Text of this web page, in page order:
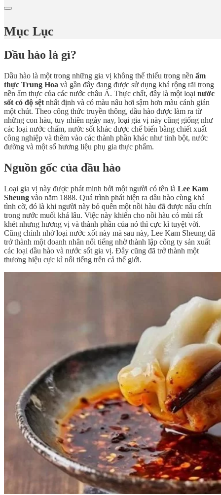
Mục Lục
Dầu hào là gì?
Dầu hào là một trong những gia vị không thể thiếu trong nền ẩm
thực Trung Hoa và gần đây đang được sử dụng khá rộng rãi trong
nền ẩm thực của các nước châu Á. Thực chất, đây là một loại nước
sốt có độ sệt nhất định và có màu nâu hơi sậm hơn màu cánh gián
một chút. Theo công thức truyền thông, dầu hào được làm ra từ
những con hàu, tuy nhiên ngày nay, loại gia vị này cũng giống như
các loại nước chấm, nước sốt khác được chế biến bằng chiết xuất
công nghiệp và thêm vào các thành phần khác như tinh bột, nước
đường và một số hương liệu phụ gia thực phẩm.
Nguồn gốc của dầu hào
Loại gia vị này được phát minh bởi một người có tên là Lee Kam
Sheung vào năm 1888. Quá trình phát hiện ra dầu hào cùng khá
tình cờ, đó là khi người này bỏ quên một nồi hàu đã được nấu chín
trong nước muối khá lâu. Việc này khiến cho nồi hàu có mùi rất
khét nhưng hương vị và thành phần của nó thì cực kì tuyệt vời.
Cũng chính nhờ loại nước xốt này mà sau này, Lee Kam Sheung đã
trở thành một doanh nhân nổi tiếng nhờ thành lập công ty sản xuất
các loại dầu hào và nước sốt gia vị. Đây cũng đã trở thành một
thương hiệu cực kì nổi tiếng trên cả thế giới.